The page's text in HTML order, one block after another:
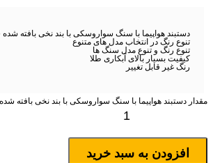
دستبند هواپیما با سنگ سواروسکی با بند نخی بافته شده
تنوع رنگ در انتخاب مدل های متنوع
تنوع رنگ و تنوع مدل سنگ ها
کیفیت بسیار بالای آبکاری طلا
رنگ غیر قابل تغییر
مقدار دستبند هواپیما با سنگ سواروسکی با بند نخی بافته
افزودن به سبد خرید